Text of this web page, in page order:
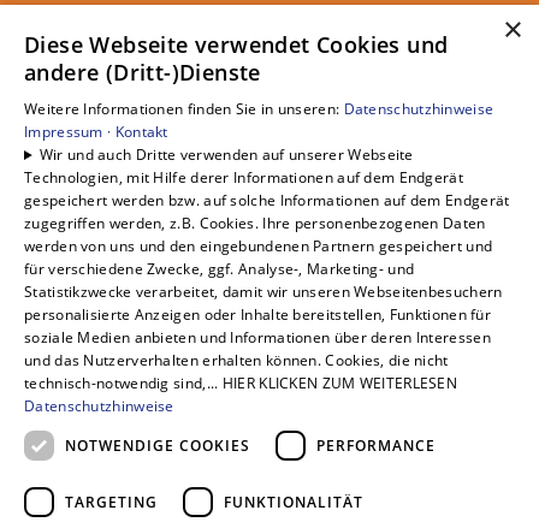
Unsere Bereiche
Privatkunden
Gewerbekunden
Karriere
Unternehmen
Kontakt
×
Diese Webseite verwendet Cookies und
andere (Dritt-)Dienste
Weitere Informationen finden Sie in unseren: Datenschutzhinweise
Impressum · Kontakt
Wir und auch Dritte verwenden auf unserer Webseite
Technologien, mit Hilfe derer Informationen auf dem Endgerät
gespeichert werden bzw. auf solche Informationen auf dem Endgerät
zugegriffen werden, z.B. Cookies. Ihre personenbezogenen Daten
werden von uns und den eingebundenen Partnern gespeichert und
für verschiedene Zwecke, ggf. Analyse-, Marketing- und
Statistikzwecke verarbeitet, damit wir unseren Webseitenbesuchern
personalisierte Anzeigen oder Inhalte bereitstellen, Funktionen für
soziale Medien anbieten und Informationen über deren Interessen
und das Nutzerverhalten erhalten können. Cookies, die nicht
technisch-notwendig sind,... HIER KLICKEN ZUM WEITERLESEN
Datenschutzhinweise
NOTWENDIGE COOKIES
PERFORMANCE
TARGETING FUNKTIONALITÄT